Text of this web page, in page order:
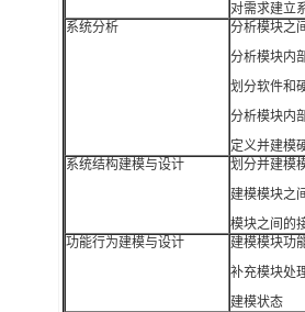
对需求建立
系统分析
分析模块之
分析模块内
划分软件和
分析模块内
定义并建模
系统结构建模与设计
划分并建模
建模模块之
模块之间的
功能行为建模与设计
建模模块功
补充模块处
建模状态